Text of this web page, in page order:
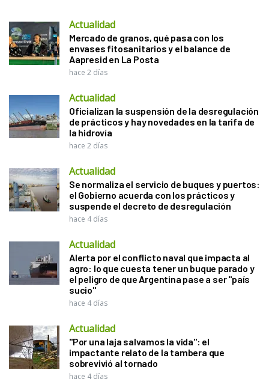
Actualidad
Mercado de granos, qué pasa con los
envases fitosanitarios y el balance de
Aapresid en La Posta
hace 2 días
Actualidad
Oficializan la suspensión de la desregulación
de prácticos y hay novedades en la tarifa de
la hidrovía
hace 2 días
Actualidad
Se normaliza el servicio de buques y puertos:
el Gobierno acuerda con los prácticos y
suspende el decreto de desregulación
hace 4 días
Actualidad
Alerta por el conflicto naval que impacta al
agro: lo que cuesta tener un buque parado y
el peligro de que Argentina pase a ser "país
sucio"
hace 4 días
Actualidad
"Por una laja salvamos la vida": el
impactante relato de la tambera que
sobrevivió al tornado
hace 4 días